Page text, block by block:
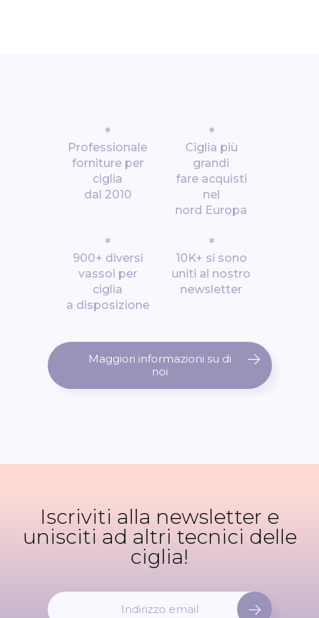
*
Professionale
forniture per
ciglia
dal 2010
*
Ciglia più
grandi
fare acquisti
nel
nord Europa
*
900+ diversi
vassoi per
ciglia
a disposizione
*
10K+ si sono
uniti al nostro
newsletter
Maggiori informazioni su di
noi
Iscriviti alla newsletter e
unisciti ad altri tecnici delle
ciglia!
I
s